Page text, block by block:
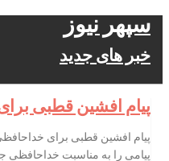
سپهر نیوز
خبر های جدید
پیام افشین قطبی
پیام افشین قطبی برای
پیامی را به مناسبت خداحافظی